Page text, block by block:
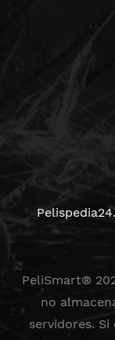
PeliSmart®
no
servidores.